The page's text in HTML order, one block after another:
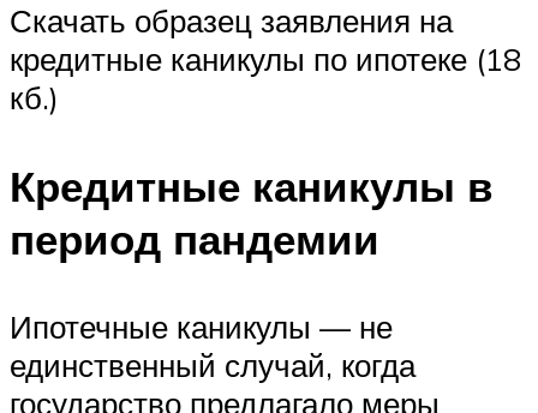
Скачать образец заявления на
кредитные каникулы по ипотеке (18
кб.)
Кредитные каникулы в
период пандемии
Ипотечные каникулы — не
единственный случай, когда
государство предлагало меры